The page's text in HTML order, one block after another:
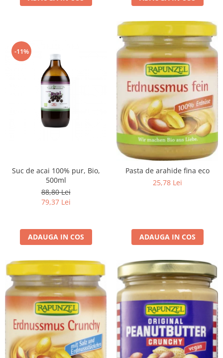
-11%
Suc de acai 100% pur, Bio,
500ml
88,80 Lei
79,37 Lei
ADAUGA IN COS
Pasta de arahide fina eco
25,78 Lei
ADAUGA IN COS